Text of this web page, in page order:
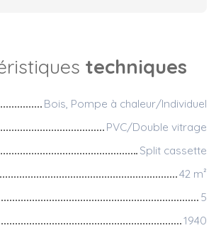
techniques
Bois, Pompe à chaleur/Individuel
PVC/Double vitrage
Split cassette
42 m²
5
1940